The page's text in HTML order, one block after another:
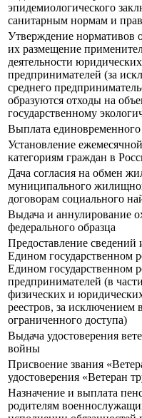
эпидемиологического
санитарным нормам и
Утверждение нормативов
их размещение
деятельности
предпринимателей (за
среднего
образуются отходы на
государственному
Выплата
Установление
категориям граждан в
Дача согласия на обмен
муниципального
договорам социального
Выдача и аннулирование
федерального образца
Предоставление
Едином государственном
Едином государственном
предпринимателей (в
физических и
реестров, за
ограниченного доступа)
Выдача удостоверения
войны
Присвоение звания
удостоверения «Ветеран
Назначение и выплата
родителям